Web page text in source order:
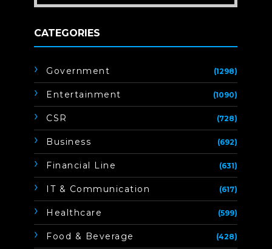
CATEGORIES
Government (1298)
Entertainment (1090)
CSR (728)
Business (692)
Financial Line (631)
IT & Communication (617)
Healthcare (599)
Food & Beverage (428)